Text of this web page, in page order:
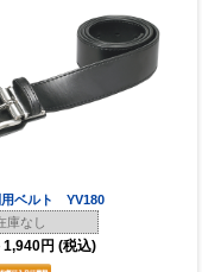
ベルト YV180
庫なし
1,940円 (税込)